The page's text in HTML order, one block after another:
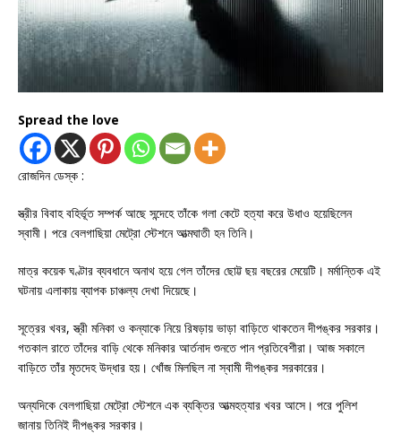
Spread the love
রোজদিন ডেস্ক :
স্ত্রীর বিবাহ বহির্ভূত সম্পর্ক আছে সন্দেহে তাঁকে গলা কেটে হত্যা করে উধাও হয়েছিলেন
স্বামী। পরে বেলগাছিয়া মেট্রো স্টেশনে আত্মঘাতী হন তিনি।
মাত্র কয়েক ঘণ্টার ব্যবধানে অনাথ হয়ে গেল তাঁদের ছোট্ট ছয় বছরের মেয়েটি। মর্মান্তিক এই
ঘটনায় এলাকায় ব্যাপক চাঞ্চল্য দেখা দিয়েছে।
সূত্রের খবর, স্ত্রী মনিকা ও কন্যাকে নিয়ে রিষড়ায় ভাড়া বাড়িতে থাকতেন দীপঙ্কর সরকার।
গতকাল রাতে তাঁদের বাড়ি থেকে মনিকার আর্তনাদ শুনতে পান প্রতিবেশীরা। আজ সকালে
বাড়িতে তাঁর মৃতদেহ উদ্ধার হয়। খোঁজ মিলছিল না স্বামী দীপঙ্কর সরকারের।
অন্যদিকে বেলগাছিয়া মেট্রো স্টেশনে এক ব্যক্তির আত্মহত্যার খবর আসে। পরে পুলিশ
জানায় তিনিই দীপঙ্কর সরকার।